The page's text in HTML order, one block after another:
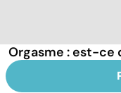
Orgasme : est-ce